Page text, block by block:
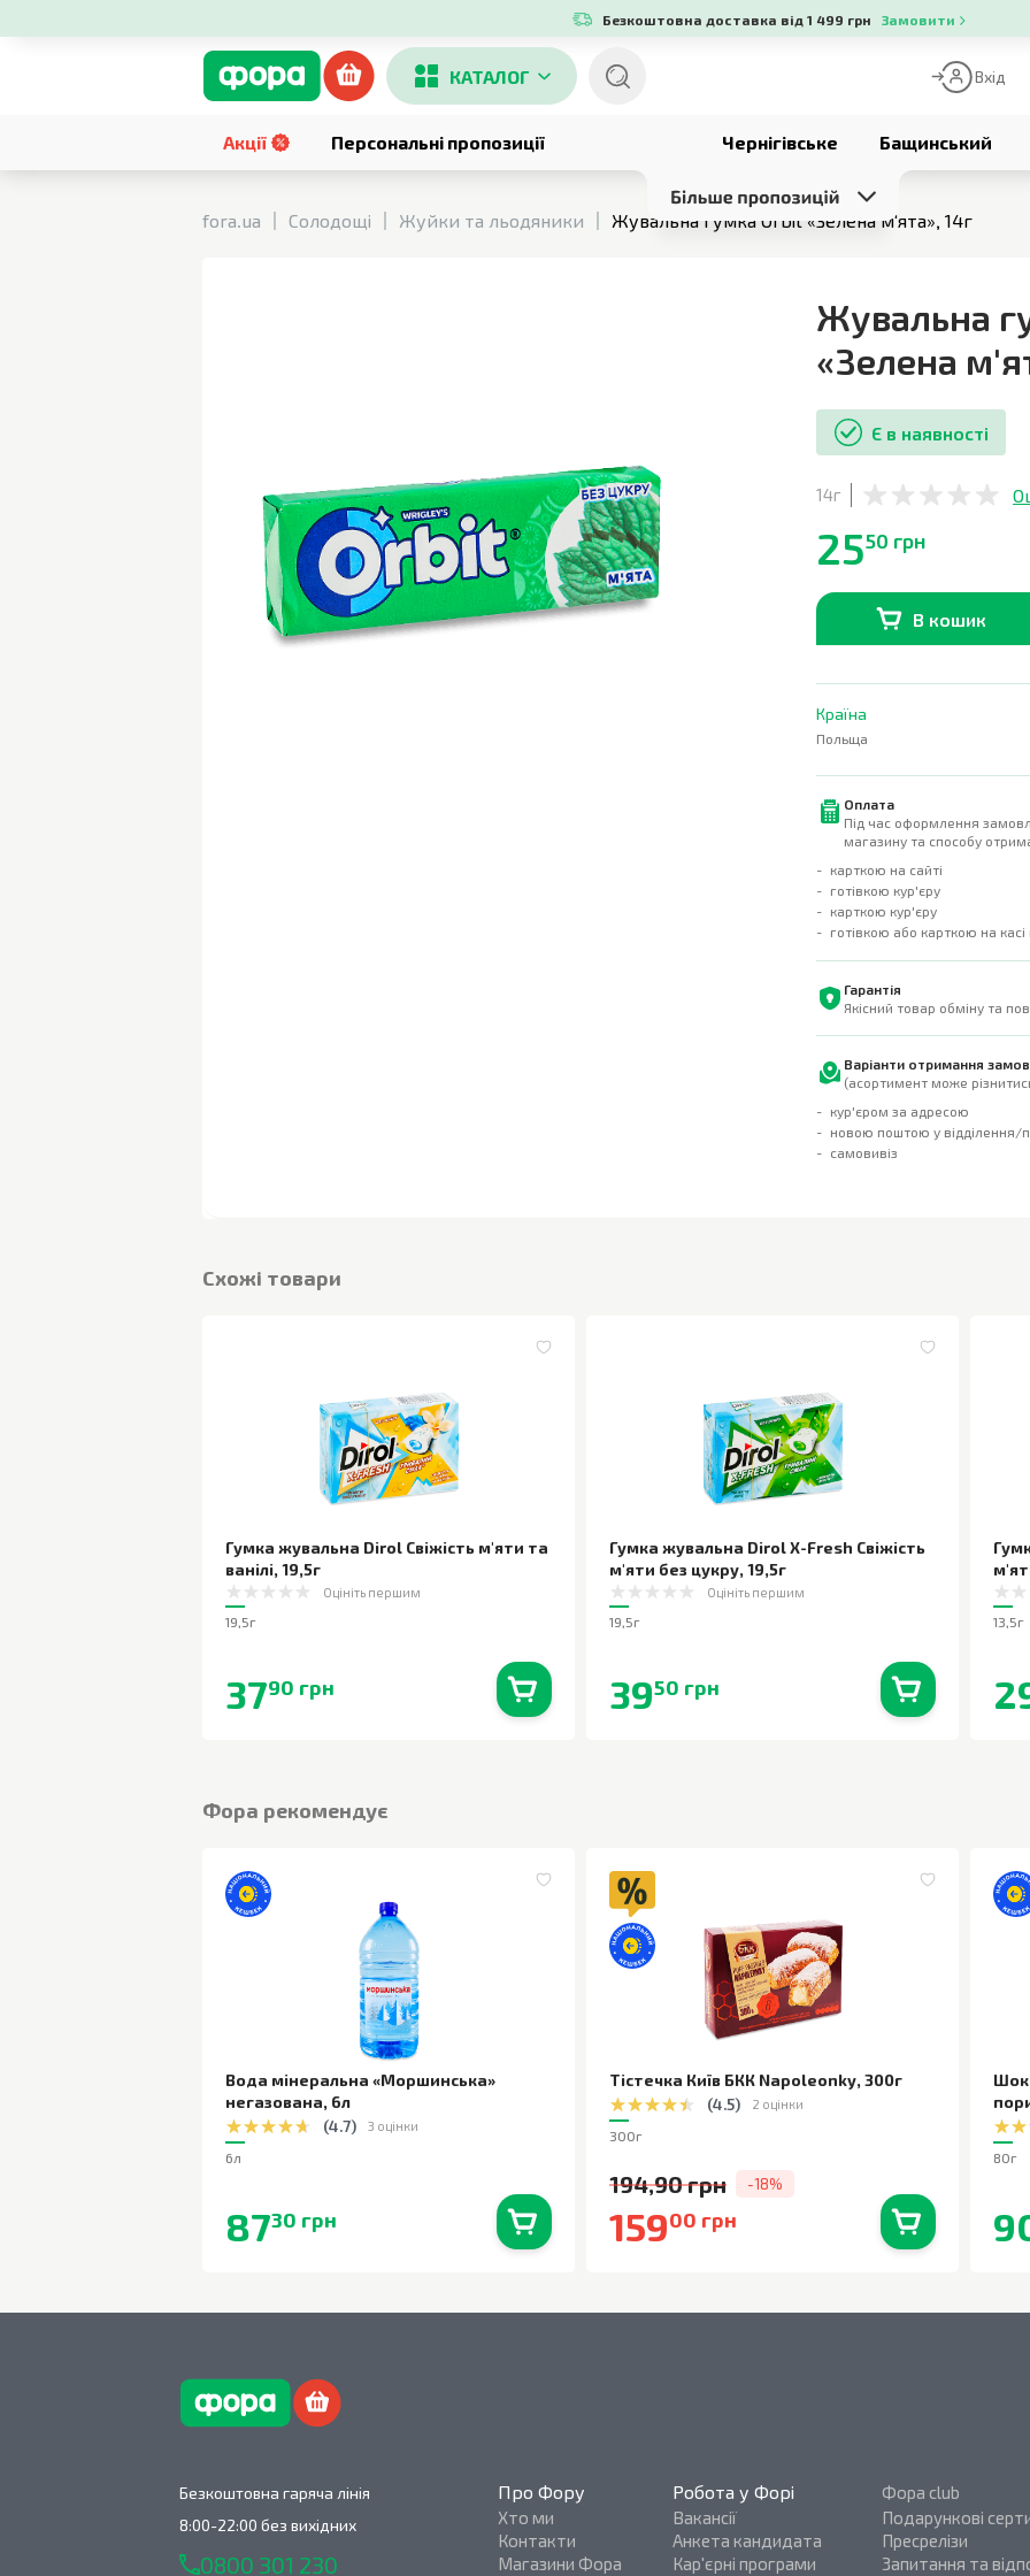
Безкоштовна доставка від 1 499 грн Замовити
КАТАЛОГ Вхід
Акції Персональні пропозиції Чернігівське Бащинський
fora.ua
Солодощі Жуйки та льодяники Жувальна гумка Orbit «Зелена м'ята», 14г
Жувальна
«Зелена
Є в наявності
14г
2550 грн
В кошик
Країна
Польща
Оплата
Під час оформлення
магазину та способу
карткою на сайті
готівкою кур'єру
карткою кур'єру
готівкою або карткою на
Гарантія
Якісний товар обміну та
Варіанти отримання
(асортимент може
кур'єром за адресою
новою поштою у відділення/
самовивіз
Cхожі товари
Гумка жувальна Dirol Свіжість м'яти та
ванілі, 19,5г
Оцініть першим
19,5г
3790 грн
Гумка жувальна Dirol X-Fresh Свіжість
м'яти без цукру, 19,5г
Оцініть першим
19,5г
3950 грн
13,5г
Фора рекомендує
Вода мінеральна «Моршинська»
негазована, 6л
(4.7) 3 оцінки
6л
8730 грн
Тістечка Київ БКК Napoleonky, 300г
(4.5) 2 оцінки
300г
194,90 грн -18%
15900 грн
80г
Безкоштовна гаряча лінія
8:00-22:00 без вихідних
0800 301 230
Про Фору
Хто ми
Контакти
Магазини Фора
Робота у Форі
Вакансії
Анкета кандидата
Кар'єрні програми
Фора club
Подарункові
Пресрелізи
Запитання та